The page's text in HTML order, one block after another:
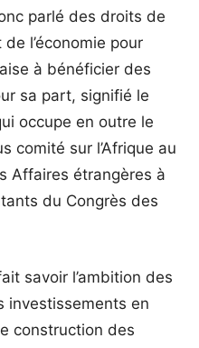
parlé des droits de
l’économie pour
à bénéficier des
sa part, signifié le
occupe en outre le
comité sur l’Afrique au
Affaires étrangères à
du Congrès des
savoir l’ambition des
investissements en
construction des